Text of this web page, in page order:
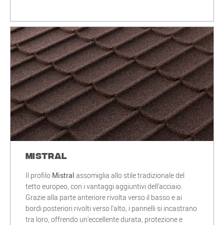
Mistral
Il profilo Mistral assomiglia allo stile tradizionale del
tetto europeo, con i vantaggi aggiuntivi dell'acciaio.
Grazie alla parte anteriore rivolta verso il basso e ai
bordi posteriori rivolti verso l'alto, i pannelli si incastrano
tra loro, offrendo un'eccellente durata, protezione e